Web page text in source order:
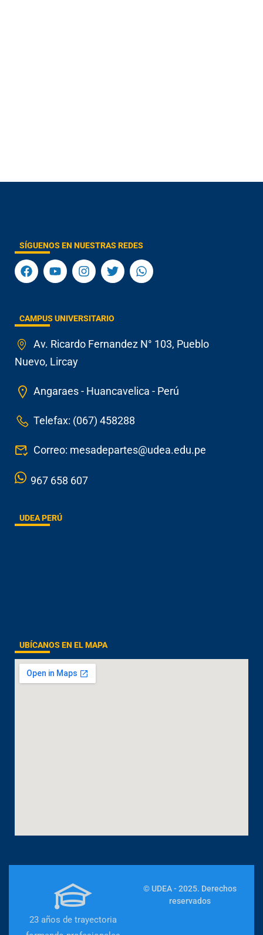
SÍGUENOS EN NUESTRAS REDES
CAMPUS UNIVERSITARIO
Av. Ricardo Fernandez N° 103, Pueblo
Nuevo, Lircay
Angaraes - Huancavelica - Perú
Telefax: (067) 458288
Correo: mesadepartes@udea.edu.pe
967 658 607
UDEA PERÚ
UBÍCANOS EN EL MAPA
23 años de trayectoria
© UDEA - 2025. Derechos
reservados